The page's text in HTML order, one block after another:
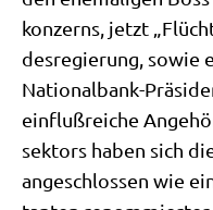
kon­zerns, jetzt
des­re­gie­rung, sowie
Natio­nal­bank-
ein­fluß­rei­che
sek­tors haben sich
ange­schlos­sen wie